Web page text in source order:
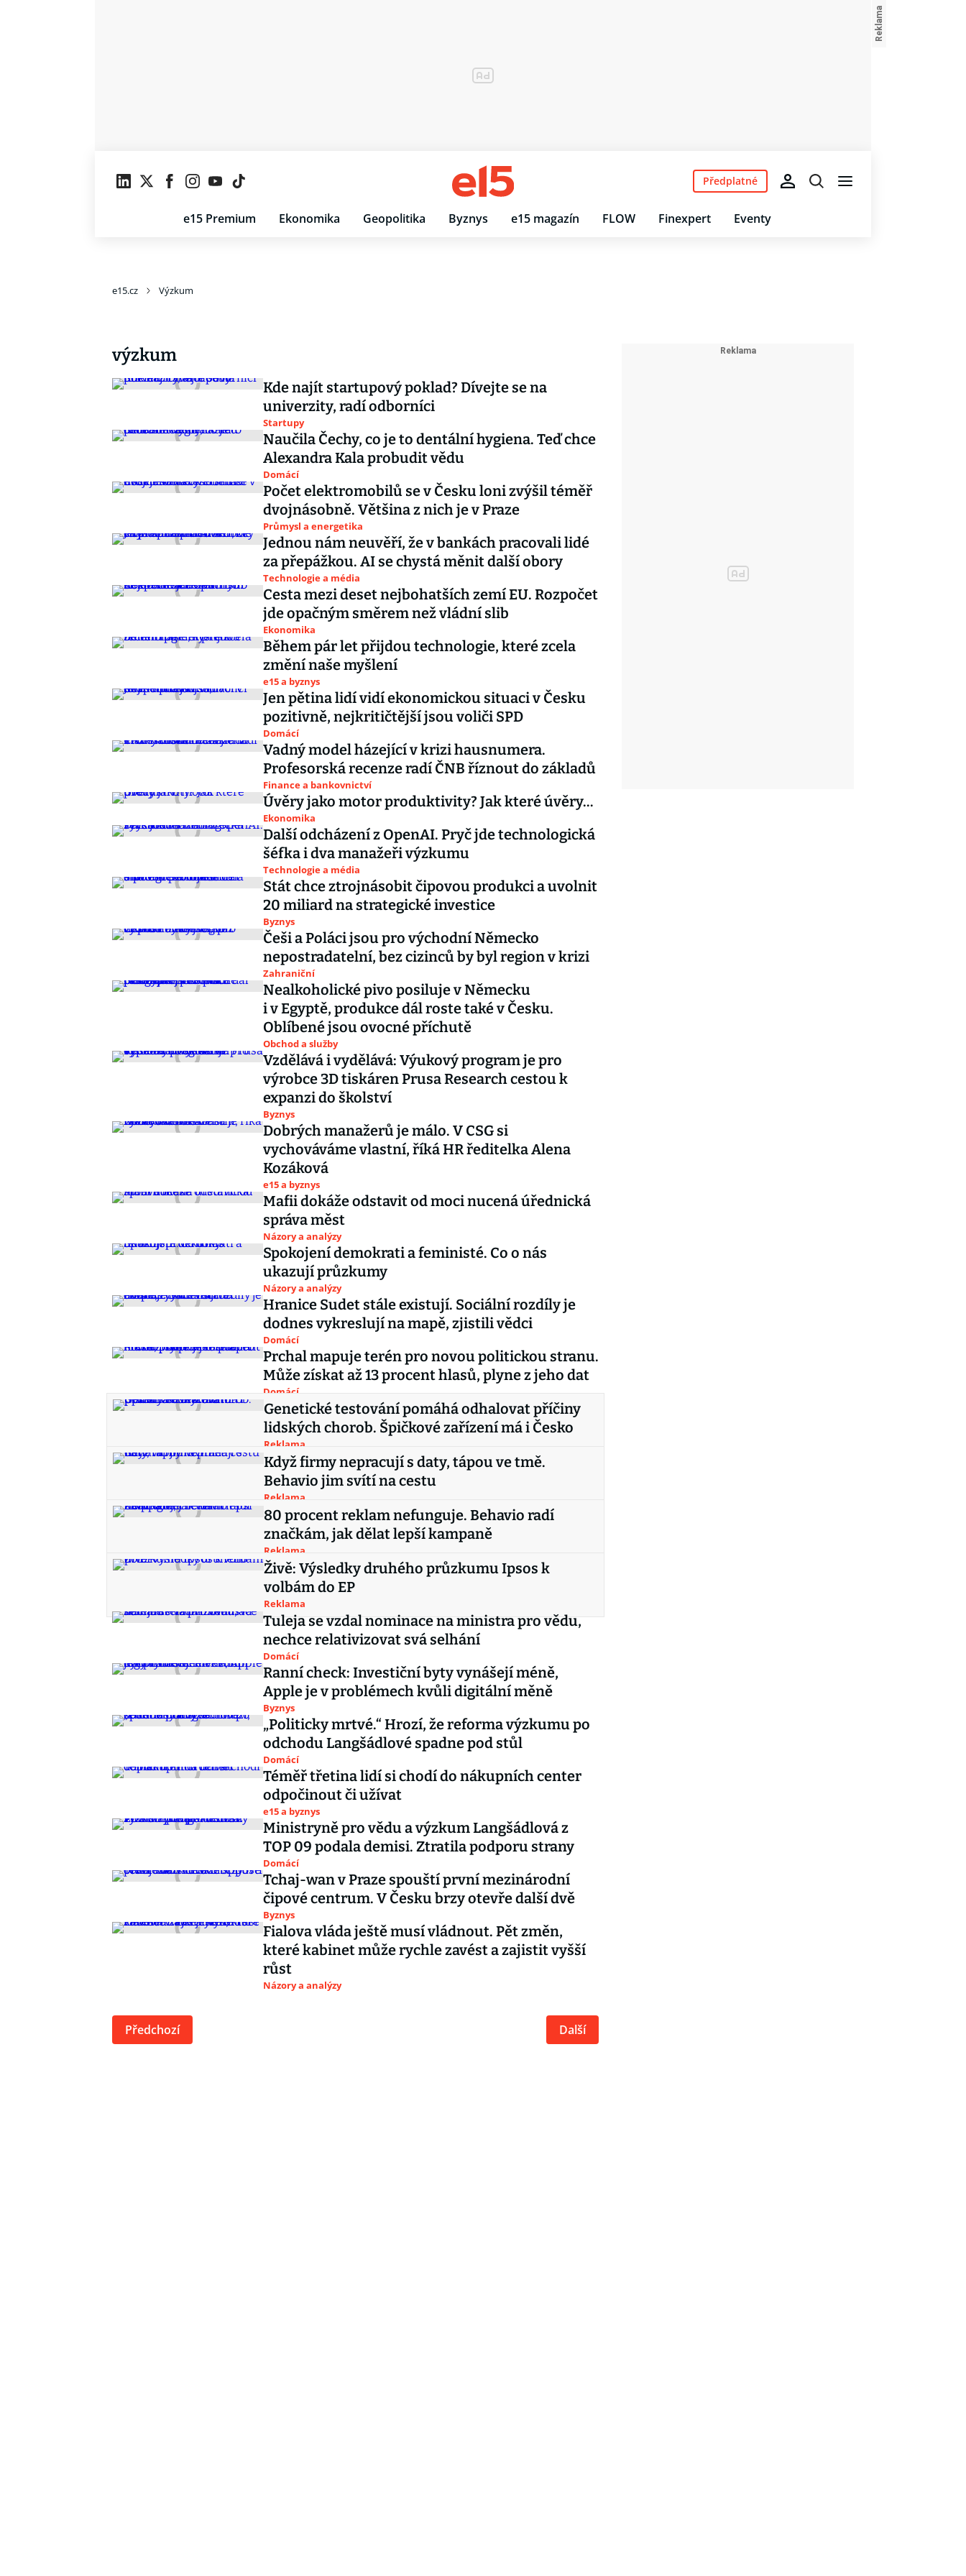
e15 Premium Ekonomika Geopolitika Byznys e15 magazín FLOW Finexpert Eventy
Předplatné
e15.cz Výzkum
výzkum
Kde najít startupový poklad? Dívejte se na
univerzity, radí odborníci
Startupy
Naučila Čechy, co je to dentální hygiena. Teď chce
Alexandra Kala probudit vědu
Domácí
Počet elektromobilů se v Česku loni zvýšil téměř
dvojnásobně. Většina z nich je v Praze
Průmysl a energetika
Jednou nám neuvěří, že v bankách pracovali lidé
za přepážkou. AI se chystá měnit další obory
Technologie a média
Cesta mezi deset nejbohatších zemí EU. Rozpočet
jde opačným směrem než vládní slib
Ekonomika
Během pár let přijdou technologie, které zcela
změní naše myšlení
e15 a byznys
Jen pětina lidí vidí ekonomickou situaci v Česku
pozitivně, nejkritičtější jsou voliči SPD
Domácí
Vadný model házející v krizi hausnumera.
Profesorská recenze radí ČNB říznout do základů
Finance a bankovnictví
Úvěry jako motor produktivity? Jak které úvěry…
Ekonomika
Další odcházení z OpenAI. Pryč jde technologická
šéfka i dva manažeři výzkumu
Technologie a média
Stát chce ztrojnásobit čipovou produkci a uvolnit
20 miliard na strategické investice
Byznys
Češi a Poláci jsou pro východní Německo
nepostradatelní, bez cizinců by byl region v krizi
Zahraniční
Nealkoholické pivo posiluje v Německu
i v Egyptě, produkce dál roste také v Česku.
Oblíbené jsou ovocné příchutě
Obchod a služby
Vzdělává i vydělává: Výukový program je pro
výrobce 3D tiskáren Prusa Research cestou k
expanzi do školství
Byznys
Dobrých manažerů je málo. V CSG si
vychováváme vlastní, říká HR ředitelka Alena
Kozáková
e15 a byznys
Mafii dokáže odstavit od moci nucená úřednická
správa měst
Názory a analýzy
Spokojení demokrati a feministé. Co o nás
ukazují průzkumy
Názory a analýzy
Hranice Sudet stále existují. Sociální rozdíly je
dodnes vykreslují na mapě, zjistili vědci
Domácí
Prchal mapuje terén pro novou politickou stranu.
Může získat až 13 procent hlasů, plyne z jeho dat
Domácí
Genetické testování pomáhá odhalovat příčiny
lidských chorob. Špičkové zařízení má i Česko
Reklama
Když firmy nepracují s daty, tápou ve tmě.
Behavio jim svítí na cestu
Reklama
80 procent reklam nefunguje. Behavio radí
značkám, jak dělat lepší kampaně
Reklama
Živě: Výsledky druhého průzkumu Ipsos k
volbám do EP
Reklama
Tuleja se vzdal nominace na ministra pro vědu,
nechce relativizovat svá selhání
Domácí
Ranní check: Investiční byty vynášejí méně,
Apple je v problémech kvůli digitální měně
Byznys
„Politicky mrtvé.“ Hrozí, že reforma výzkumu po
odchodu Langšádlové spadne pod stůl
Domácí
Téměř třetina lidí si chodí do nákupních center
odpočinout či užívat
e15 a byznys
Ministryně pro vědu a výzkum Langšádlová z
TOP 09 podala demisi. Ztratila podporu strany
Domácí
Tchaj-wan v Praze spouští první mezinárodní
čipové centrum. V Česku brzy otevře další dvě
Byznys
Fialova vláda ještě musí vládnout. Pět změn,
které kabinet může rychle zavést a zajistit vyšší
růst
Názory a analýzy
Předchozí Další